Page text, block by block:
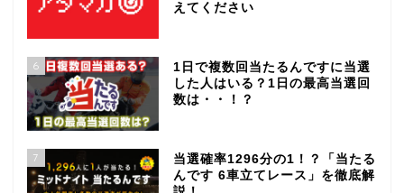
えてください
6
1日で複数回当たるんですに当選
した人はいる？1日の最高当選回
数は・・！？
7
当選確率1296分の1！？「当たる
んです 6車立てレース」を徹底解